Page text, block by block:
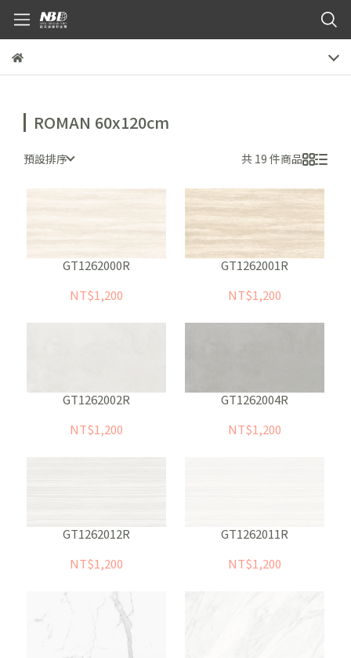
ROMAN 60x120cm
預設排序 共 19 件商品
GT1262000R
NT$1,200
GT1262001R
NT$1,200
GT1262002R
NT$1,200
GT1262004R
NT$1,200
GT1262012R
NT$1,200
GT1262011R
NT$1,200